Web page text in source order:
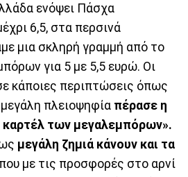
ενόψει Πάσχα
6,5, στα περσινά
μια σκληρή γραμμή από το
για 5 με 5,5 ευρώ. Οι
κάποιες περιπτώσεις όπως
πλειοψηφία πέρασε η
καρτέλ των μεγαλεμπόρων».
μεγάλη ζημιά κάνουν και τα
που με τις προσφορές στο αρνί